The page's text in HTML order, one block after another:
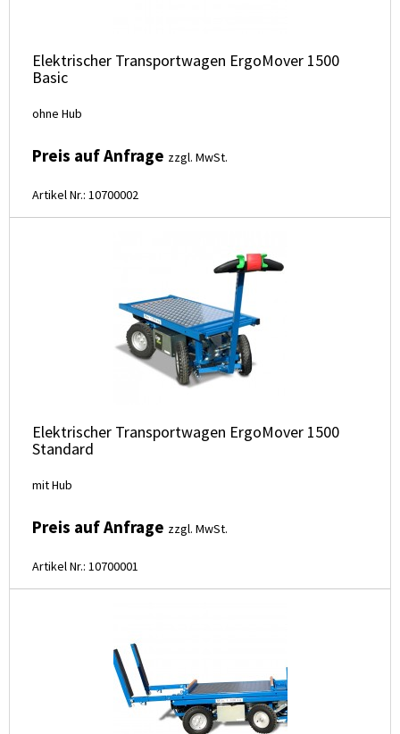
Elektrischer Transportwagen ErgoMover 1500
Basic
ohne Hub
Preis auf Anfrage zzgl. MwSt.
Artikel Nr.: 10700002
Elektrischer Transportwagen ErgoMover 1500
Standard
mit Hub
Preis auf Anfrage zzgl. MwSt.
Artikel Nr.: 10700001